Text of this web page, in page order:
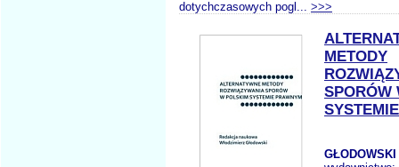
dotychczasowych pogl... >>>
METODY
SPORÓW
GŁODOWSKI